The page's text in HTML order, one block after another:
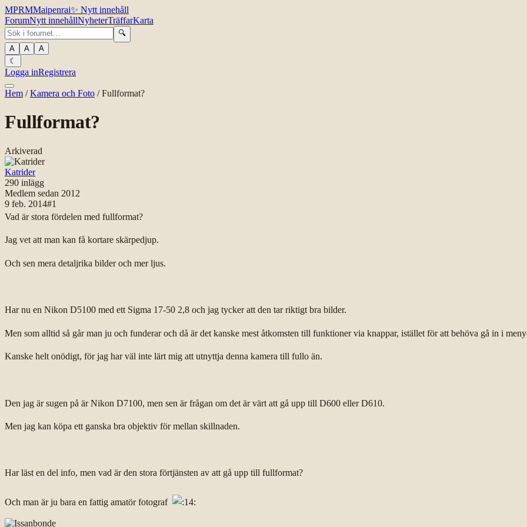
MPRMMaipenrai✨ Nytt innehåll
ForumNytt innehållNyheterTräffarKarta
🔍
A
A
A
☾
Logga inRegistrera
Hem /Kamera och Foto /Fullformat?
Fullformat?
Arkiverad
Katrider
290 inlägg
Medlem sedan 2012
9 feb. 2014#1
Vad är stora fördelen med fullformat?
Jag vet att man kan få kortare skärpedjup.
Och sen mera detaljrika bilder och mer ljus.
Har nu en Nikon D5100 med ett Sigma 17-50 2,8 och jag tycker att den tar riktigt bra bilder.
Men som alltid så går man ju och funderar och då är det kanske mest åtkomsten till funktioner via knappar, istället för att behöva gå in i
Kanske helt onödigt, för jag har väl inte lärt mig att utnyttja denna kamera till fullo än.
Den jag är sugen på är Nikon D7100, men sen är frågan om det är värt att gå upp till D600 eller D610.
Men jag kan köpa ett ganska bra objektiv för mellan skillnaden.
Har läst en del info, men vad är den stora förtjänsten av att gå upp till fullformat?
Och man är ju bara en fattig amatör fotograf